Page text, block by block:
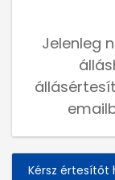
Jelenleg
Kérsz értesítőt